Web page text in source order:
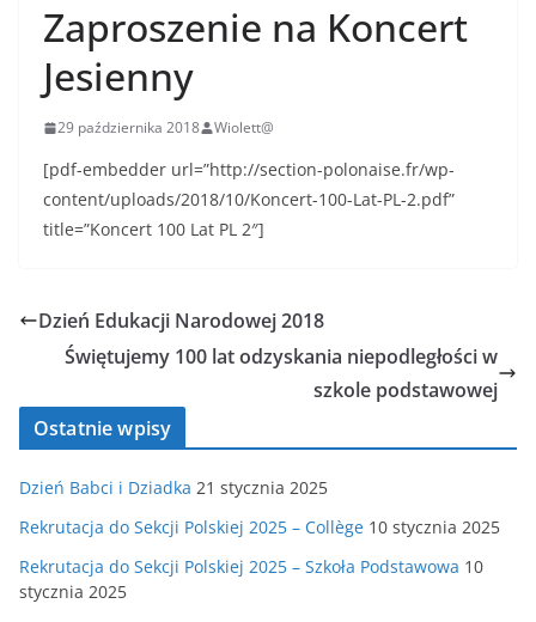
Zaproszenie na Koncert
Jesienny
29 października 2018 Wiolett@
[pdf-embedder url=”http://section-polonaise.fr/wp-
content/uploads/2018/10/Koncert-100-Lat-PL-2.pdf”
title=”Koncert 100 Lat PL 2″]
Dzień Edukacji Narodowej 2018
Świętujemy 100 lat odzyskania niepodległości w
szkole podstawowej
Ostatnie wpisy
Dzień Babci i Dziadka 21 stycznia 2025
Rekrutacja do Sekcji Polskiej 2025 – Collège 10 stycznia 2025
Rekrutacja do Sekcji Polskiej 2025 – Szkoła Podstawowa 10
stycznia 2025